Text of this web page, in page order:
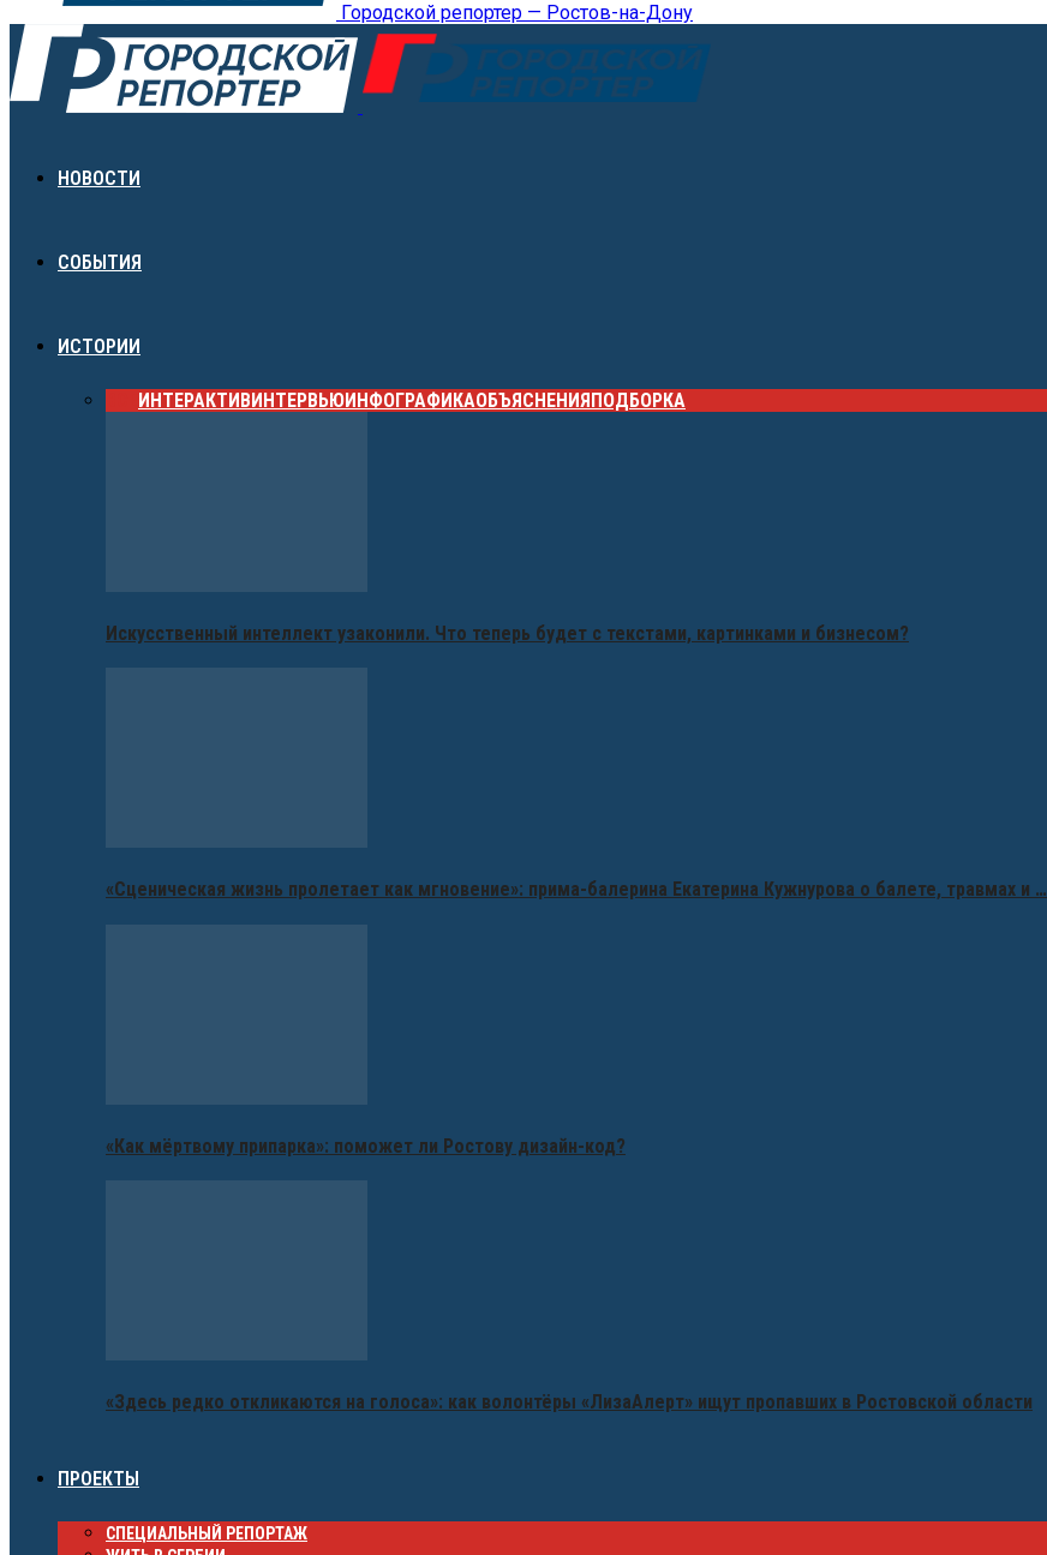
Городской репортер — Ростов-на-Дону
НОВОСТИ
СОБЫТИЯ
ИСТОРИИ
ИНТЕРАКТИВИНТЕРВЬЮИНФОГРАФИКАОБЪЯСНЕНИЯПОДБОРКА
Искусственный интеллект узаконили. Что теперь будет с текстами, картинками и бизнесом?
«Сценическая жизнь пролетает как мгновение»: прима-балерина Екатерина Кужнурова о балете, травмах и …
«Как мёртвому припарка»: поможет ли Ростову дизайн-код?
«Здесь редко откликаются на голоса»: как волонтёры «ЛизаАлерт» ищут пропавших в Ростовской области
ПРОЕКТЫ
СПЕЦИАЛЬНЫЙ РЕПОРТАЖ